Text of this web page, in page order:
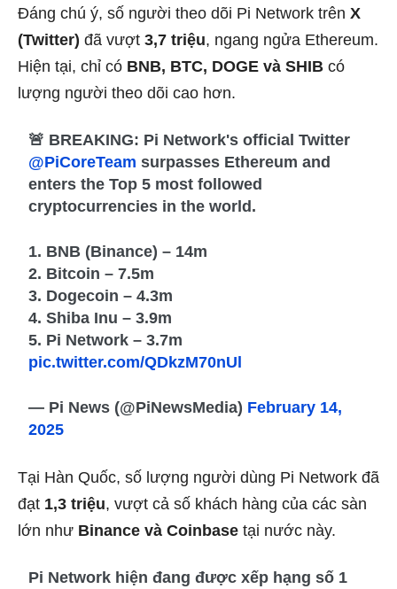
Đáng chú ý, số người theo dõi Pi Network trên X
(Twitter) đã vượt 3,7 triệu, ngang ngửa Ethereum.
Hiện tại, chỉ có BNB, BTC, DOGE và SHIB có
lượng người theo dõi cao hơn.
🚨 BREAKING: Pi Network's official Twitter
@PiCoreTeam surpasses Ethereum and
enters the Top 5 most followed
cryptocurrencies in the world.
1. BNB (Binance) – 14m
2. Bitcoin – 7.5m
3. Dogecoin – 4.3m
4. Shiba Inu – 3.9m
5. Pi Network – 3.7m
pic.twitter.com/QDkzM70nUl
— Pi News (@PiNewsMedia) February 14,
2025
Tại Hàn Quốc, số lượng người dùng Pi Network đã
đạt 1,3 triệu, vượt cả số khách hàng của các sàn
lớn như Binance và Coinbase tại nước này.
Pi Network hiện đang được xếp hạng số 1